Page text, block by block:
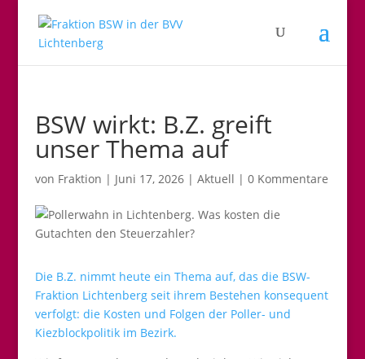
BSW wirkt: B.Z. greift
unser Thema auf
von Fraktion | Juni 17, 2026| Aktuell | 0 Kommentare
Die B.Z. nimmt heute ein Thema auf, das die BSW-
Fraktion Lichtenberg seit ihrem Bestehen konsequent
verfolgt: die Kosten und Folgen der Poller- und
Kiezblockpolitik im Bezirk.